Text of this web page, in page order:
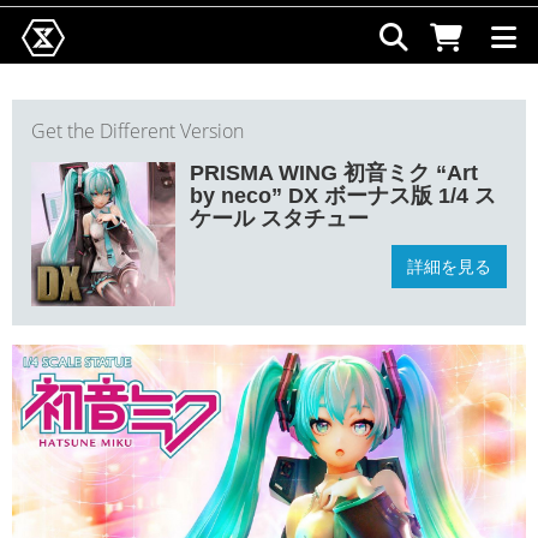
Get the Different Version
PRISMA WING 初音ミク “Art
by neco” DX ボーナス版 1/4 ス
ケール スタチュー
詳細を見る